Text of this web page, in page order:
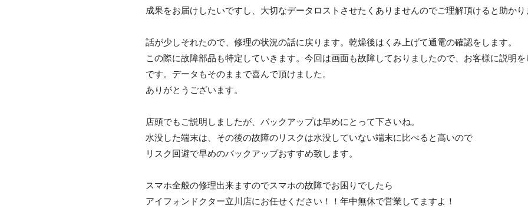
成果をお届けしたいですし、大切なデータロストさせたくありませんのでご理解頂けると助かり
話が少しそれたので、修理の状況の話に戻ります。乾燥後はくみ上げて通電の確認をします。
この際に故障部品も特定していきます。今回は画面も故障しておりましたので、お客様に説明
です。データもそのままで喜んで頂けました。
ありがとうございます。
店頭でもご説明しましたが、バックアップは早めにとって下さいね。
水没した端末は、その後の故障のリスクは水没していない端末に比べると高いので
リスク回避で早めのバックアップおすすめ致します。
スマホ全般の修理出来ますのでスマホの故障でお困りでしたら
アイフォンドクター立川店にお任せください！！年中無休で営業してますよ！